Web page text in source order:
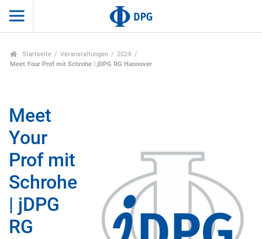
Startseite Veranstaltungen
2024
Meet Your Prof mit Schrohe | jDPG RG Hannover
Meet
Your
Prof mit
Schrohe
| jDPG
RG